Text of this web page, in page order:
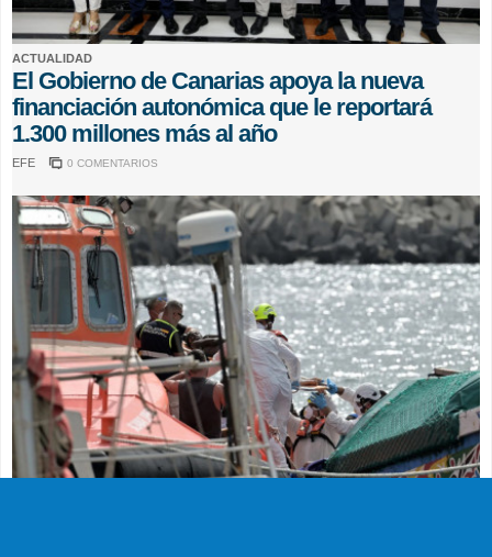
ACTUALIDAD
El Gobierno de Canarias apoya la nueva
financiación autonómica que le reportará
1.300 millones más al año
EFE 0 COMENTARIOS